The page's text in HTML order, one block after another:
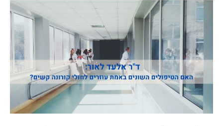
אלעד
האם
הטיפולים
השונים
עוזרים
לחולי
קורונה